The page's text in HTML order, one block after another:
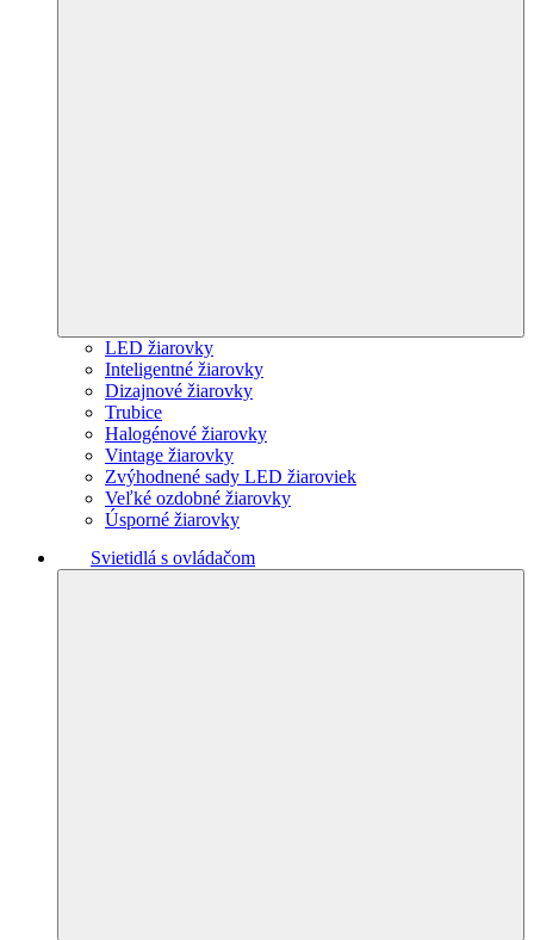
LED žiarovky
Inteligentné žiarovky
Dizajnové žiarovky
Trubice
Halogénové žiarovky
Vintage žiarovky
Zvýhodnené sady LED žiaroviek
Veľké ozdobné žiarovky
Úsporné žiarovky
Svietidlá s ovládačom